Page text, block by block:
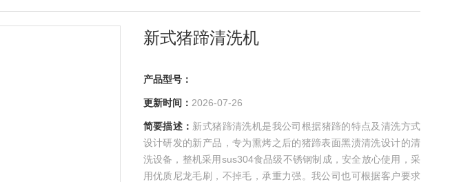
新式猪蹄清洗机
产品型号：
更新时间： 2026-07-26
简要描述： 新式猪蹄清洗机是我公司根据猪蹄的特点及清洗方式
设计研发的新产品，专为熏烤之后的猪蹄表面黑渍清洗设计的清
洗设备，整机采用sus304食品级不锈钢制成，安全放心使用，采
用优质尼龙毛刷，不掉毛，承重力强。我公司也可根据客户要求